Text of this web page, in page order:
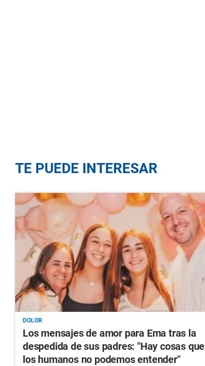
TE PUEDE INTERESAR
DOLOR
Los mensajes de amor para Ema tras la
despedida de sus padres: "Hay cosas que
los humanos no podemos entender"